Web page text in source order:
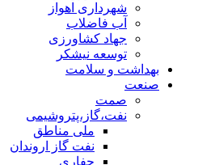
شهرداری اهواز
آب فاضلاب
جهاد کشاورزی
توسعه نیشکر
بهداشت و سلامت
صنعت
صمت
نفت،گاز،پتروشیمی
ملی مناطق
نفت گاز اروندان
حفاری